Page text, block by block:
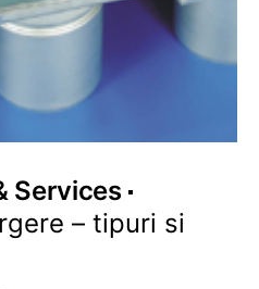
Services
– tipuri si